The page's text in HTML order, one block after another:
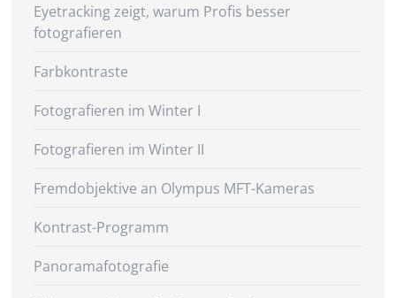
Eyetracking zeigt, warum Profis besser
fotografieren
Farbkontraste
Fotografieren im Winter I
Fotografieren im Winter II
Fremdobjektive an Olympus MFT-Kameras
Kontrast-Programm
Panoramafotografie